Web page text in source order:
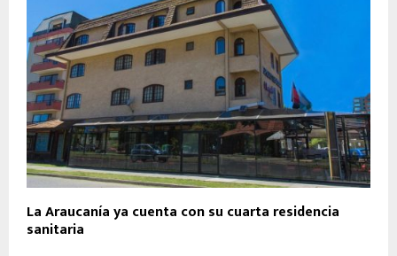
La Araucanía ya cuenta con su cuarta residencia
sanitaria